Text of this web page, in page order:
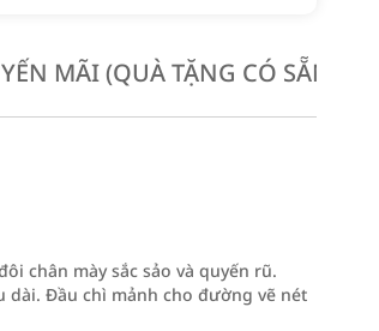
MÃI (QUÀ TẶNG CÓ SẴN
chân mày sắc sảo và quyến rũ.
Đầu chì mảnh cho đường vẽ nét